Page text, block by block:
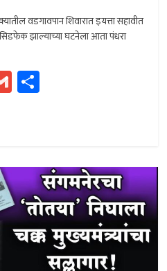
वडगावपान शिवारात इयत्ता सहावीत
झाल्याच्या घटनेला आता पंधरा
G
m